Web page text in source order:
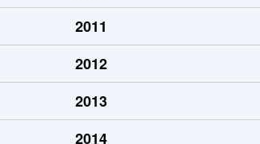
2011
2012
2013
2014